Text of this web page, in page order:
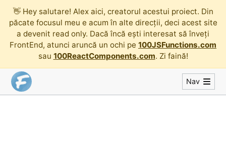
👋 Hey salutare! Alex aici, creatorul acestui proiect. Din
păcate focusul meu e acum în alte direcții, deci acest site
a devenit read only. Dacă încă ești interesat să înveți
FrontEnd, atunci aruncă un ochi pe 100JSFunctions.com
sau 100ReactComponents.com. Zi faină!
Nav